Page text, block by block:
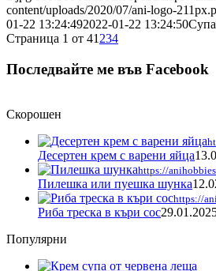
content/uploads/2020/07/ani-logo-
01-22 13:24:492022-01-22 13:24:50
Страница 1 от 41 234
Последвайте ме във Facebook
Скорошен
Десертен крем с варени яйца
https://
Пилешка или пуешка шунка
https://
Риба треска в къри сос
Популярни